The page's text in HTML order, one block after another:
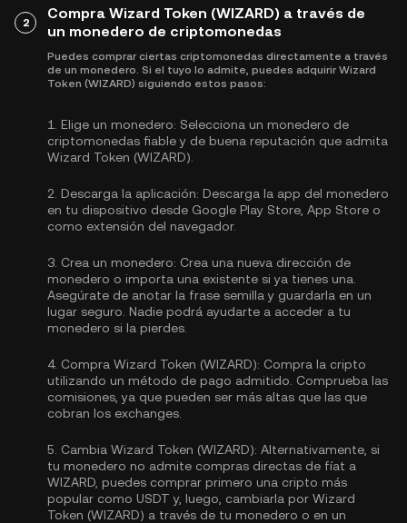
2
Compra Wizard Token (WIZARD) a través de
un monedero de criptomonedas
Puedes comprar ciertas criptomonedas directamente a través
de un monedero. Si el tuyo lo admite, puedes adquirir Wizard
Token (WIZARD) siguiendo estos pasos:
1. Elige un monedero: Selecciona un monedero de
criptomonedas fiable y de buena reputación que admita
Wizard Token (WIZARD).
2. Descarga la aplicación: Descarga la app del monedero
en tu dispositivo desde Google Play Store, App Store o
como extensión del navegador.
3. Crea un monedero: Crea una nueva dirección de
monedero o importa una existente si ya tienes una.
Asegúrate de anotar la frase semilla y guardarla en un
lugar seguro. Nadie podrá ayudarte a acceder a tu
monedero si la pierdes.
4. Compra Wizard Token (WIZARD): Compra la cripto
utilizando un método de pago admitido. Comprueba las
comisiones, ya que pueden ser más altas que las que
cobran los exchanges.
5. Cambia Wizard Token (WIZARD): Alternativamente, si
tu monedero no admite compras directas de fíat a
WIZARD, puedes comprar primero una cripto más
popular como USDT y, luego, cambiarla por Wizard
Token (WIZARD) a través de tu monedero o en un